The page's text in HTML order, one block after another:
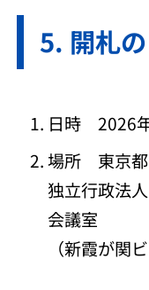
開札
日時 2026
場所 東京都
独立行政法
会議室
（新霞が関